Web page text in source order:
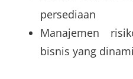
persediaan
Manajemen
bisnis yang